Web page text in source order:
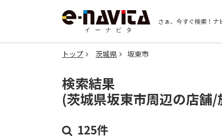
さぁ、今すぐ検索！ ナ
トップ 茨城県 坂東市
検索結果
(茨城県坂東市周辺の店舗/
125件